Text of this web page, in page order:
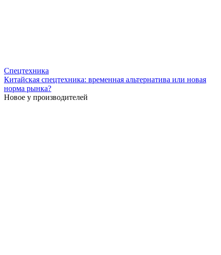
Спецтехника
Китайская спецтехника: временная альтернатива или новая
норма рынка?
Новое у производителей